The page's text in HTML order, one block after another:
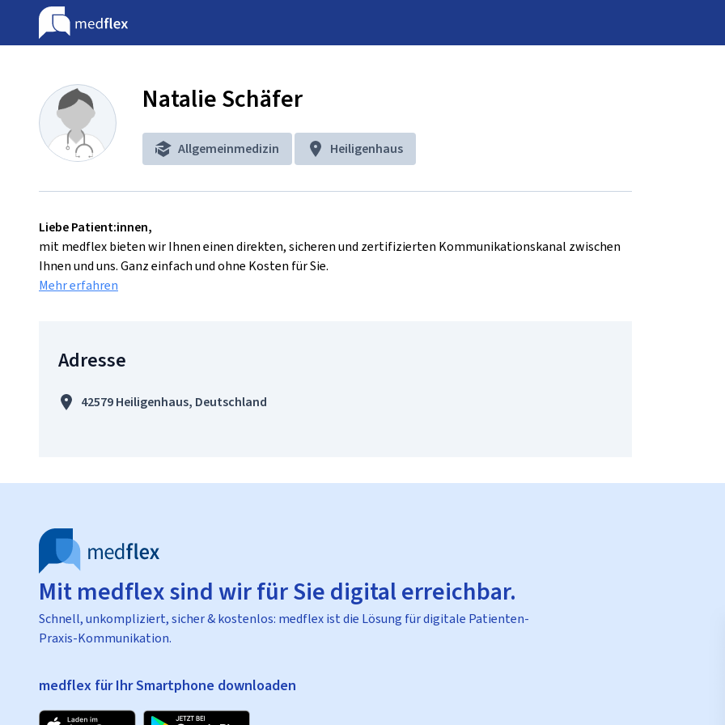
Natalie Schäfer
Allgemeinmedizin Heiligenhaus
Liebe Patient:innen,
mit medflex bieten wir Ihnen einen direkten, sicheren und zertifizierten Kommunikationskanal zwischen
Ihnen und uns. Ganz einfach und ohne Kosten für Sie.
Mehr erfahren
Adresse
42579 Heiligenhaus, Deutschland
Mit medflex sind wir für Sie digital erreichbar.
Schnell, unkompliziert, sicher & kostenlos: medflex ist die Lösung für digitale Patienten-
Praxis-Kommunikation.
medflex für Ihr Smartphone downloaden